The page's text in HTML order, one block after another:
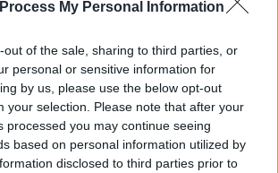
My Personal Information
out of the sale, sharing to third parties, or
personal or sensitive information for
by us, please use the below opt-out
your selection. Please note that after your
processed you may continue seeing
based on personal information utilized by
disclosed to third parties prior to
(ami a Wochengeld
amiket a másik szülő vehet
összeget adnak. Minél hosszabb,
pénz havonta. Lehet mellettük
de a maximális
jövedelem meg van határozva